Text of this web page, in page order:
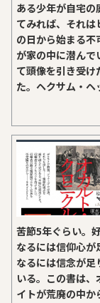
ある少年が自宅
てみれば、それ
の日から始まる不
が家の中に潜んで
て頭像を引き受
た。ヘクサム・ヘ
苦節5年ぐらい。
なるには信仰心が
なるには信念が
いる。この書は
イトが荒廃の中